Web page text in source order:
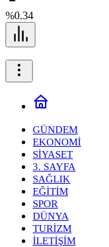
%0.34
GÜNDEM
EKONOMİ
SİYASET
3. SAYFA
SAĞLIK
EĞİTİM
SPOR
DÜNYA
TURİZM
İLETİŞİM